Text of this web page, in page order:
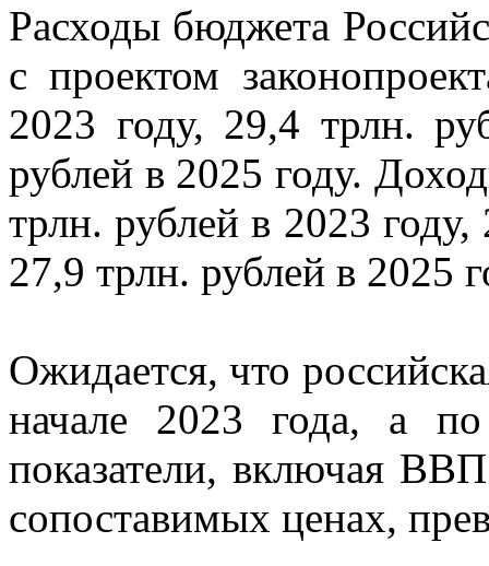
Расходы бюджета
с проектом
2023 году, 29,4 трлн.
рублей в 2025 году.
трлн. рублей в 2023
27,9 трлн. рублей в 2025
Ожидается, что
начале 2023 года, а
показатели, включая
сопоставимых ценах,